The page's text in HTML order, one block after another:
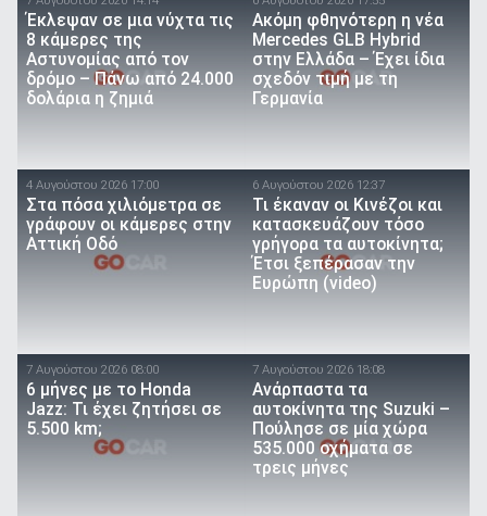
Έκλεψαν σε μια νύχτα τις
8 κάμερες της
Αστυνομίας από τον
δρόμο – Πάνω από 24.000
δολάρια η ζημιά
Ακόμη φθηνότερη η νέα
Mercedes GLB Hybrid
στην Ελλάδα – Έχει ίδια
σχεδόν τιμή με τη
Γερμανία
4 Αυγούστου 2026 17:00
Στα πόσα χιλιόμετρα σε
γράφουν οι κάμερες στην
Αττική Οδό
6 Αυγούστου 2026 12:37
Τι έκαναν οι Κινέζοι και
κατασκευάζουν τόσο
γρήγορα τα αυτοκίνητα;
Έτσι ξεπέρασαν την
Ευρώπη (video)
7 Αυγούστου 2026 08:00
6 μήνες με το Honda
Jazz: Τι έχει ζητήσει σε
5.500 km;
7 Αυγούστου 2026 18:08
Ανάρπαστα τα
αυτοκίνητα της Suzuki –
Πούλησε σε μία χώρα
535.000 οχήματα σε
τρεις μήνες